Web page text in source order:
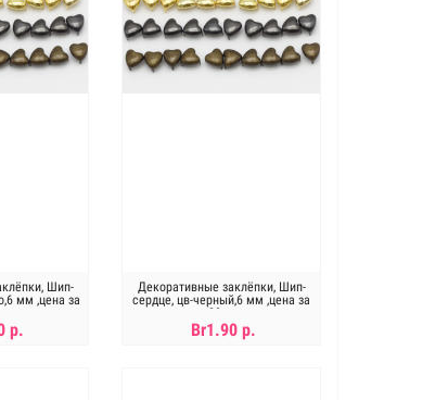
Шип-
мм ,цена за
р.
Декоративные заклёпки, Шип-
сердце, цв-черный,6 мм ,цена за
20шт
Br1.90 р.